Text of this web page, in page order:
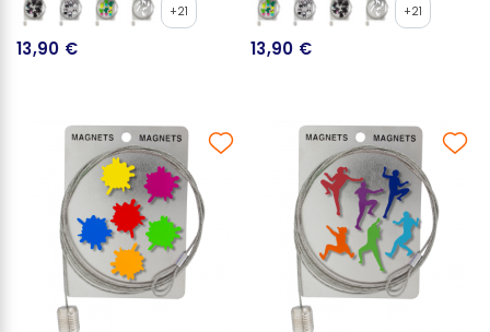
+21
13,90 €
+21
13,90 €